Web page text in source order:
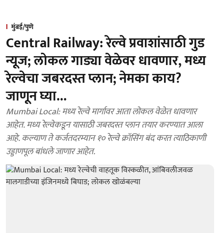
मुंबई/पुणे
Central Railway: रेल्वे प्रवाशांसाठी गुड
न्यूज; लोकल गाड्या वेळेवर धावणार, मध्य
रेल्वेचा जबरदस्त प्लान; नेमका काय?
जाणून घ्या...
Mumbai Local: मध्य रेल्वे मार्गावर आता लोकल वेळेत धावणार
आहेत. मध्य रेल्वेकडून यासाठी जबरदस्त प्लान तयार करण्यात आला
आहे. कल्याण ते कर्जतदरम्यान १० रेल्वे क्रॉसिंग बंद करत त्याठिकाणी
उड्डाणपूल बांधले जाणार आहेत.